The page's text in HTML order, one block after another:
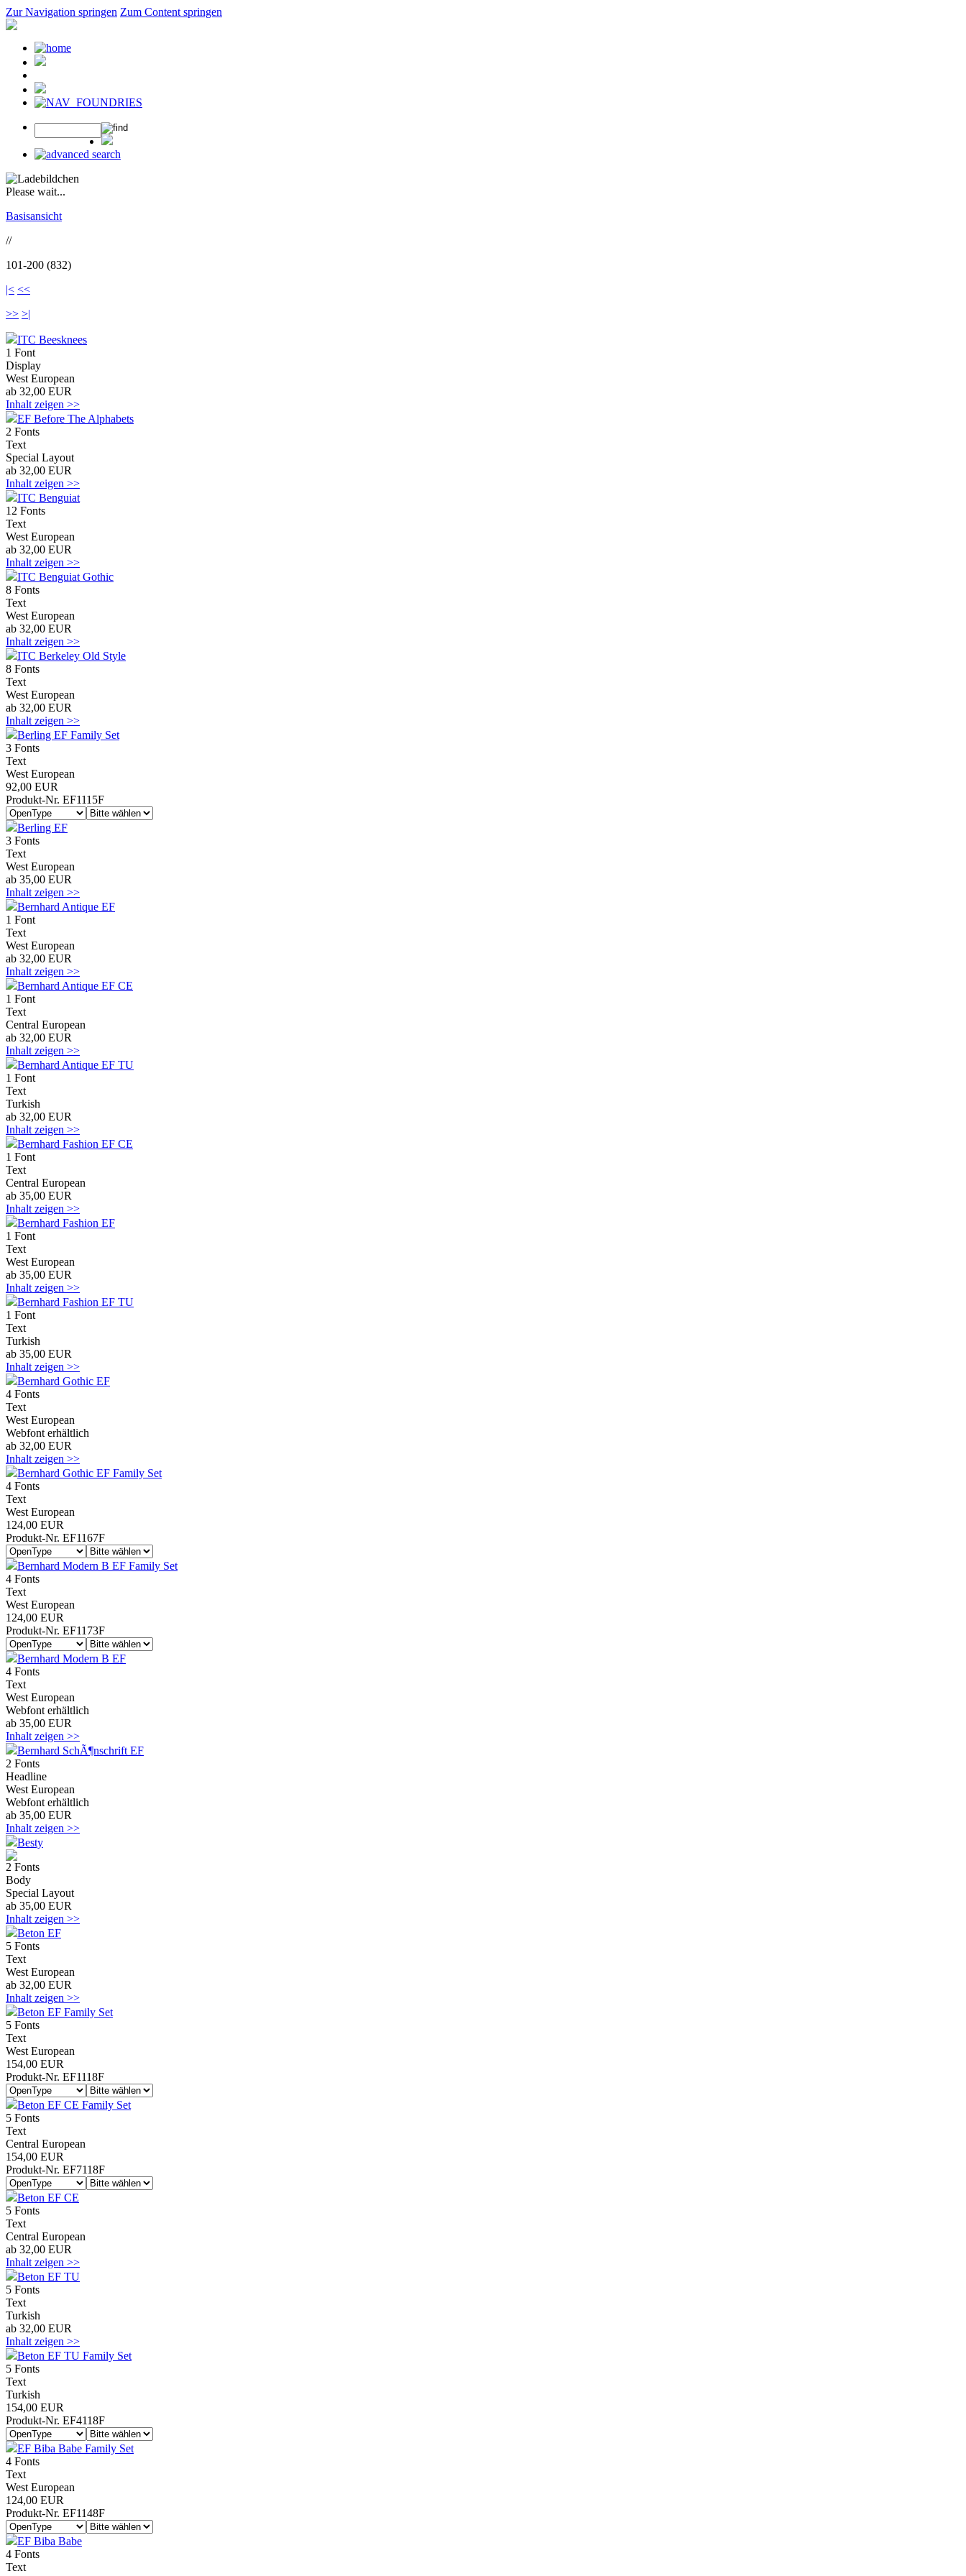
Zur Navigation springen Zum Content springen
Please wait...
Basisansicht
//
101-200 (832)
|< <<
>> >|
ITC Beesknees
1 Font
Display
West European
ab 32,00 EUR
Inhalt zeigen >>
EF Before The Alphabets
2 Fonts
Text
Special Layout
ab 32,00 EUR
Inhalt zeigen >>
ITC Benguiat
12 Fonts
Text
West European
ab 32,00 EUR
Inhalt zeigen >>
ITC Benguiat Gothic
8 Fonts
Text
West European
ab 32,00 EUR
Inhalt zeigen >>
ITC Berkeley Old Style
8 Fonts
Text
West European
ab 32,00 EUR
Inhalt zeigen >>
Berling EF Family Set
3 Fonts
Text
West European
92,00 EUR
Produkt-Nr. EF1115F
Berling EF
3 Fonts
Text
West European
ab 35,00 EUR
Inhalt zeigen >>
Bernhard Antique EF
1 Font
Text
West European
ab 32,00 EUR
Inhalt zeigen >>
Bernhard Antique EF CE
1 Font
Text
Central European
ab 32,00 EUR
Inhalt zeigen >>
Bernhard Antique EF TU
1 Font
Text
Turkish
ab 32,00 EUR
Inhalt zeigen >>
Bernhard Fashion EF CE
1 Font
Text
Central European
ab 35,00 EUR
Inhalt zeigen >>
Bernhard Fashion EF
1 Font
Text
West European
ab 35,00 EUR
Inhalt zeigen >>
Bernhard Fashion EF TU
1 Font
Text
Turkish
ab 35,00 EUR
Inhalt zeigen >>
Bernhard Gothic EF
4 Fonts
Text
West European
Webfont erhältlich
ab 32,00 EUR
Inhalt zeigen >>
Bernhard Gothic EF Family Set
4 Fonts
Text
West European
124,00 EUR
Produkt-Nr. EF1167F
Bernhard Modern B EF Family Set
4 Fonts
Text
West European
124,00 EUR
Produkt-Nr. EF1173F
Bernhard Modern B EF
4 Fonts
Text
West European
Webfont erhältlich
ab 35,00 EUR
Inhalt zeigen >>
Bernhard SchÃ¶nschrift EF
2 Fonts
Headline
West European
Webfont erhältlich
ab 35,00 EUR
Inhalt zeigen >>
Besty
2 Fonts
Body
Special Layout
ab 35,00 EUR
Inhalt zeigen >>
Beton EF
5 Fonts
Text
West European
ab 32,00 EUR
Inhalt zeigen >>
Beton EF Family Set
5 Fonts
Text
West European
154,00 EUR
Produkt-Nr. EF1118F
Beton EF CE Family Set
5 Fonts
Text
Central European
154,00 EUR
Produkt-Nr. EF7118F
Beton EF CE
5 Fonts
Text
Central European
ab 32,00 EUR
Inhalt zeigen >>
Beton EF TU
5 Fonts
Text
Turkish
ab 32,00 EUR
Inhalt zeigen >>
Beton EF TU Family Set
5 Fonts
Text
Turkish
154,00 EUR
Produkt-Nr. EF4118F
EF Biba Babe Family Set
4 Fonts
Text
West European
124,00 EUR
Produkt-Nr. EF1148F
EF Biba Babe
4 Fonts
Text